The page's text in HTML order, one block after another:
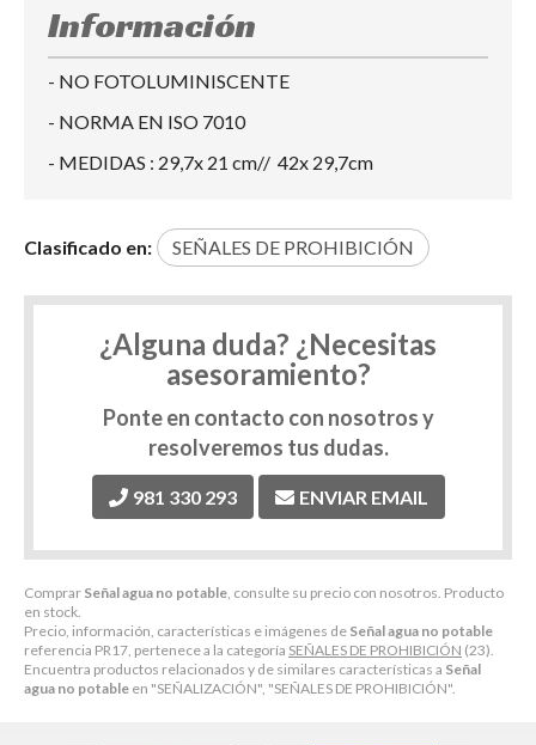
Comprar Señal agua no potable, consulte su precio con nosotros. Producto
en stock.
Precio, información, características e imágenes de Señal agua no potable
referencia PR17, pertenece a la categoría SEÑALES DE PROHIBICIÓN (23).
Encuentra productos relacionados y de similares características a Señal
agua no potable en "SEÑALIZACIÓN", "SEÑALES DE PROHIBICIÓN".
Información
- NO FOTOLUMINISCENTE
- NORMA EN ISO 7010
- MEDIDAS : 29,7x 21 cm// 42x 29,7cm
Clasificado en: SEÑALES DE PROHIBICIÓN
¿Alguna duda? ¿Necesitas
asesoramiento?
Ponte en contacto con nosotros y
resolveremos tus dudas.
981 330 293 ENVIAR EMAIL